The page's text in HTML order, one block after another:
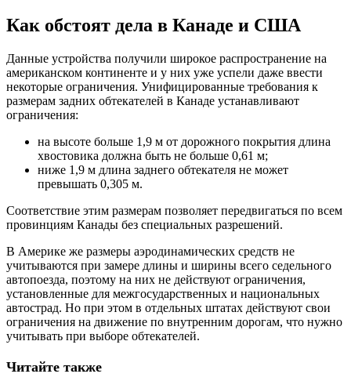
Как обстоят дела в Канаде и США
Данные устройства получили широкое распространение на
американском континенте и у них уже успели даже ввести
некоторые ограничения. Унифицированные требования к
размерам задних обтекателей в Канаде устанавливают
ограничения:
на высоте больше 1,9 м от дорожного покрытия длина
хвостовика должна быть не больше 0,61 м;
ниже 1,9 м длина заднего обтекателя не может
превышать 0,305 м.
Соответствие этим размерам позволяет передвигаться по всем
провинциям Канады без специальных разрешений.
В Америке же размеры аэродинамических средств не
учитываются при замере длины и ширины всего седельного
автопоезда, поэтому на них не действуют ограничения,
установленные для межгосударственных и национальных
автострад. Но при этом в отдельных штатах действуют свои
ограничения на движение по внутренним дорогам, что нужно
учитывать при выборе обтекателей.
Читайте также